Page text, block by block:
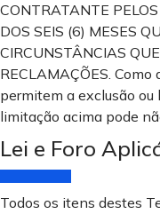
CONTRATANTE
DOS SEIS (6) MESES
CIRCUNSTÂNCIAS
RECLAMAÇÕES.
permitem a exclusão
limitação acima pode
Lei e Foro
Todos os itens destes